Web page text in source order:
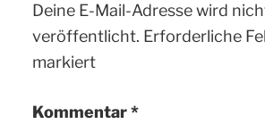
Deine E-Mail-Adresse wird
veröffentlicht. Erforderliche
markiert
Kommentar*